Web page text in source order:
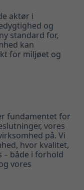
aktør i
og
standard for,
kan
for miljøet og
fundamentet for
vores
på. Vi
hvor kvalitet,
– både i forhold
vores